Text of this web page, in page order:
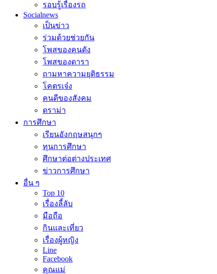
รอบรู้เรื่องรถ
Socialnews
เป็นข่าว
ร่วมด้วยช่วยกัน
โพสของคนดัง
โพสของดารา
ถามหาความยุติธรรม
โคตรเจ๋ง
คนดีของสังคม
ดราม่า
การศึกษา
เรียนอังกฤษสนุกๆ
ทุนการศึกษา
ศึกษาต่อต่างประเทศ
ข่าวการศึกษา
อื่น ๆ
Top 10
เรื่องลี้ลับ
มือถือ
กินและเที่ยว
เรื่องผู้หญิง
Line
Facebook
คุณแม่